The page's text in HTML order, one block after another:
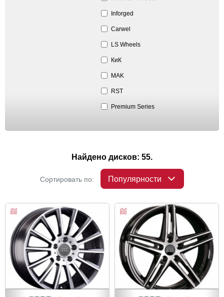
Inforged
Carwel
LS Wheels
КиК
MAK
RST
Premium Series
Найдено дисков: 55.
Сортировать по: Популярности